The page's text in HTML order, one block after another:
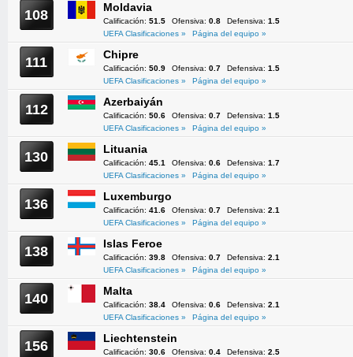
108 Moldavia
Calificación: 51.5 Ofensiva: 0.8 Defensiva: 1.5
UEFA Clasificaciones »
Página del equipo »
111 Chipre
Calificación: 50.9 Ofensiva: 0.7 Defensiva: 1.5
UEFA Clasificaciones »
Página del equipo »
112 Azerbaiyán
Calificación: 50.6 Ofensiva: 0.7 Defensiva: 1.5
UEFA Clasificaciones »
Página del equipo »
130 Lituania
Calificación: 45.1 Ofensiva: 0.6 Defensiva: 1.7
UEFA Clasificaciones »
Página del equipo »
136 Luxemburgo
Calificación: 41.6 Ofensiva: 0.7 Defensiva: 2.1
UEFA Clasificaciones »
Página del equipo »
138 Islas Feroe
Calificación: 39.8 Ofensiva: 0.7 Defensiva: 2.1
UEFA Clasificaciones »
Página del equipo »
140 Malta
Calificación: 38.4 Ofensiva: 0.6 Defensiva: 2.1
UEFA Clasificaciones »
Página del equipo »
156 Liechtenstein
Calificación: 30.6 Ofensiva: 0.4 Defensiva: 2.5